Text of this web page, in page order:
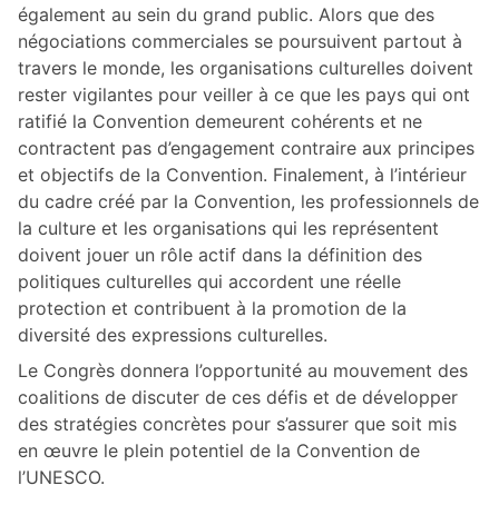
également au sein du grand public. Alors que des
négociations commerciales se poursuivent partout à
travers le monde, les organisations culturelles doivent
rester vigilantes pour veiller à ce que les pays qui ont
ratifié la Convention demeurent cohérents et ne
contractent pas d’engagement contraire aux principes
et objectifs de la Convention. Finalement, à l’intérieur
du cadre créé par la Convention, les professionnels de
la culture et les organisations qui les représentent
doivent jouer un rôle actif dans la définition des
politiques culturelles qui accordent une réelle
protection et contribuent à la promotion de la
diversité des expressions culturelles.
Le Congrès donnera l’opportunité au mouvement des
coalitions de discuter de ces défis et de développer
des stratégies concrètes pour s’assurer que soit mis
en œuvre le plein potentiel de la Convention de
l’UNESCO.